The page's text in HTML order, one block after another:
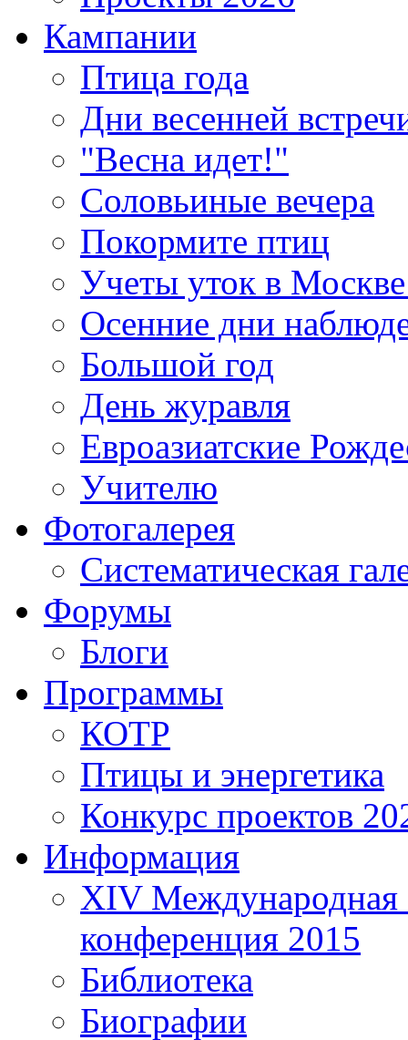
Кампании
Птица года
Дни весенней
"Весна идет!"
Соловьиные вечера
Покормите птиц
Учеты уток в
Осенние дни
Большой год
День журавля
Евроазиатские
Учителю
Фотогалерея
Систематическая
Форумы
Блоги
Программы
КОТР
Птицы и энергетика
Конкурс проектов
Информация
XIV Международная
конференция 2015
Библиотека
Биографии